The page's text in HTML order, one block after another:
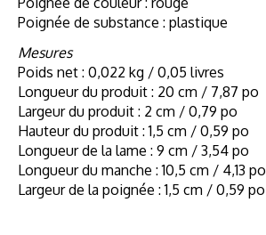
Poignée de substance : plastique
Mesures
Poids net : 0,022 kg / 0,05 livres
Longueur du produit : 20 cm / 7,87 po
Largeur du produit : 2 cm / 0,79 po
Hauteur du produit : 1,5 cm / 0,59 po
Longueur de la lame : 9 cm / 3,54 po
Longueur du manche : 10,5 cm / 4,13 po
Largeur de la poignée : 1,5 cm / 0,59 po